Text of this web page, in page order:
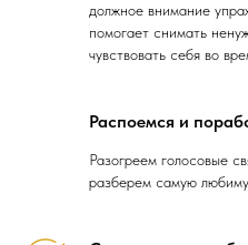
должное внимание
помогает снимать
чувствовать себя во
Распоемся и
Разогреем голосовые
разберем самую